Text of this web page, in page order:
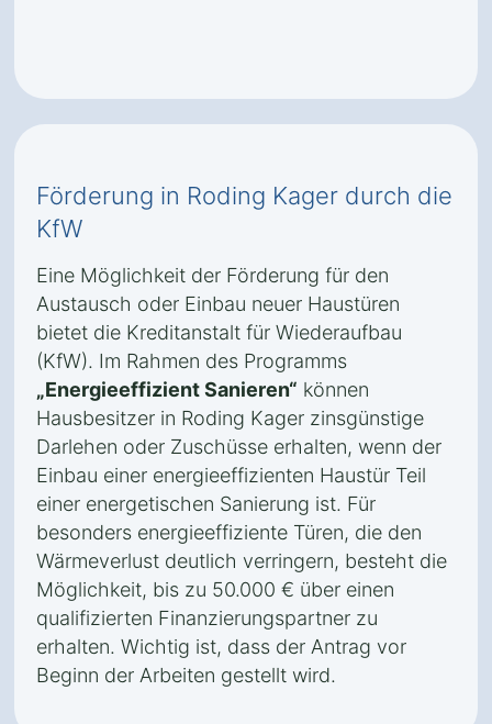
Förderung in Roding Kager durch die
KfW
Eine Möglichkeit der Förderung für den
Austausch oder Einbau neuer Haustüren
bietet die Kreditanstalt für Wiederaufbau
(KfW). Im Rahmen des Programms
„Energieeffizient Sanieren“ können
Hausbesitzer in Roding Kager zinsgünstige
Darlehen oder Zuschüsse erhalten, wenn der
Einbau einer energieeffizienten Haustür Teil
einer energetischen Sanierung ist. Für
besonders energieeffiziente Türen, die den
Wärmeverlust deutlich verringern, besteht die
Möglichkeit, bis zu 50.000 € über einen
qualifizierten Finanzierungspartner zu
erhalten. Wichtig ist, dass der Antrag vor
Beginn der Arbeiten gestellt wird.